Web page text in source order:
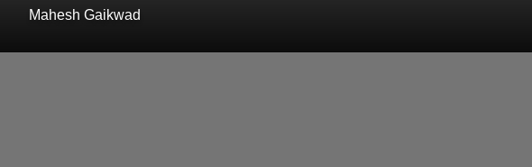
Mahesh Gaikwad